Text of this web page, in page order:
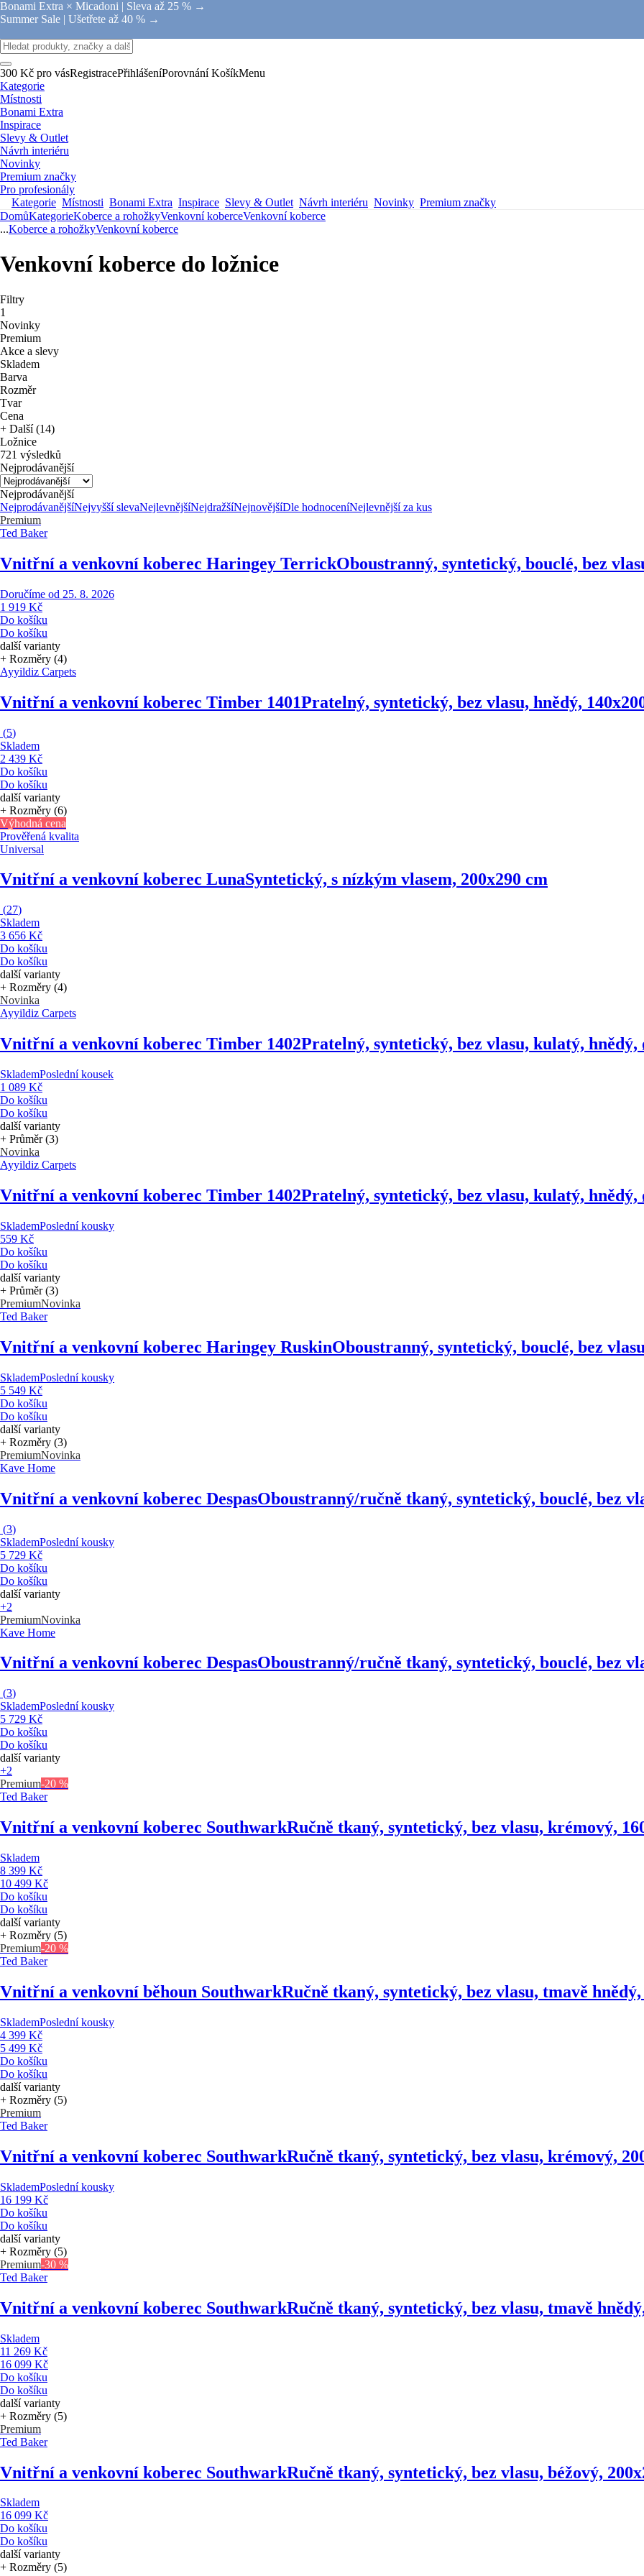
Bonami Extra × Micadoni | Sleva až 25 % →
Summer Sale | Ušetřete až 40 % →
300 Kč pro vásRegistracePřihlášeníPorovnání KošíkMenu
Kategorie
Místnosti
Bonami Extra
Inspirace
Slevy & Outlet
Návrh interiéru
Novinky
Premium značky
Pro profesionály
Kategorie Místnosti Bonami Extra Inspirace Slevy & Outlet Návrh interiéru Novinky Premium značky
DomůKategorieKoberce a rohožkyVenkovní koberceVenkovní koberce
...Koberce a rohožkyVenkovní koberce
Venkovní koberce do ložnice
Filtry
1
Novinky
Premium
Akce a slevy
Skladem
Barva
Rozměr
Tvar
Cena
+ Další (14)
Ložnice
721 výsledků
Nejprodávanější
Nejprodávanější
NejprodávanějšíNejvyšší slevaNejlevnějšíNejdražšíNejnovějšíDle hodnoceníNejlevnější za kus
Premium
Ted Baker
Vnitřní a venkovní koberec Haringey TerrickOboustranný, syntetický, bouclé, bez
Doručíme od 25. 8. 2026
1 919 Kč
Do košíku
Do košíku
další varianty
+ Rozměry (4)
Ayyildiz Carpets
Vnitřní a venkovní koberec Timber 1401Pratelný, syntetický, bez vlasu, hnědý,
(5)
Skladem
2 439 Kč
Do košíku
Do košíku
další varianty
+ Rozměry (6)
Výhodná cena
Prověřená kvalita
Universal
Vnitřní a venkovní koberec LunaSyntetický, s nízkým vlasem, 200x290 cm
(27)
Skladem
3 656 Kč
Do košíku
Do košíku
další varianty
+ Rozměry (4)
Novinka
Ayyildiz Carpets
Vnitřní a venkovní koberec Timber 1402Pratelný, syntetický, bez vlasu, kulatý, hnědý,
SklademPoslední kousek
1 089 Kč
Do košíku
Do košíku
další varianty
+ Průměr (3)
Novinka
Ayyildiz Carpets
Vnitřní a venkovní koberec Timber 1402Pratelný, syntetický, bez vlasu, kulatý, hnědý,
SklademPoslední kousky
559 Kč
Do košíku
Do košíku
další varianty
+ Průměr (3)
PremiumNovinka
Ted Baker
Vnitřní a venkovní koberec Haringey RuskinOboustranný, syntetický, bouclé, bez
SklademPoslední kousky
5 549 Kč
Do košíku
Do košíku
další varianty
+ Rozměry (3)
PremiumNovinka
Kave Home
Vnitřní a venkovní koberec DespasOboustranný/ručně tkaný, syntetický, bouclé, bez
(3)
SklademPoslední kousky
5 729 Kč
Do košíku
Do košíku
další varianty
+2
PremiumNovinka
Kave Home
Vnitřní a venkovní koberec DespasOboustranný/ručně tkaný, syntetický, bouclé, bez
(3)
SklademPoslední kousky
5 729 Kč
Do košíku
Do košíku
další varianty
+2
Premium-20 %
Ted Baker
Vnitřní a venkovní koberec SouthwarkRučně tkaný, syntetický, bez vlasu, krémový,
Skladem
8 399 Kč
10 499 Kč
Do košíku
Do košíku
další varianty
+ Rozměry (5)
Premium-20 %
Ted Baker
Vnitřní a venkovní běhoun SouthwarkRučně tkaný, syntetický, bez vlasu, tmavě
SklademPoslední kousky
4 399 Kč
5 499 Kč
Do košíku
Do košíku
další varianty
+ Rozměry (5)
Premium
Ted Baker
Vnitřní a venkovní koberec SouthwarkRučně tkaný, syntetický, bez vlasu, krémový,
SklademPoslední kousky
16 199 Kč
Do košíku
Do košíku
další varianty
+ Rozměry (5)
Premium-30 %
Ted Baker
Vnitřní a venkovní koberec SouthwarkRučně tkaný, syntetický, bez vlasu, tmavě
Skladem
11 269 Kč
16 099 Kč
Do košíku
Do košíku
další varianty
+ Rozměry (5)
Premium
Ted Baker
Vnitřní a venkovní koberec SouthwarkRučně tkaný, syntetický, bez vlasu, béžový,
Skladem
16 099 Kč
Do košíku
Do košíku
další varianty
+ Rozměry (5)